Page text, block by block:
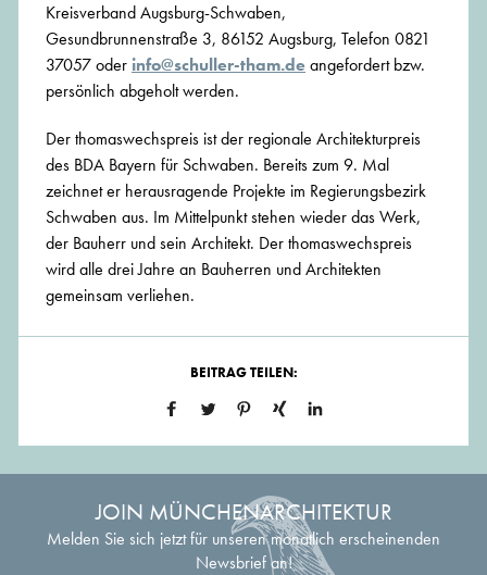
Kreisverband Augsburg-Schwaben,
Gesundbrunnenstraße 3, 86152 Augsburg, Telefon 0821
37057 oder info@schuller-tham.deangefordert bzw.
persönlich abgeholt werden.
Der thomaswechspreis ist der regionale Architekturpreis
des BDA Bayern für Schwaben. Bereits zum 9. Mal
zeichnet er herausragende Projekte im Regierungsbezirk
Schwaben aus. Im Mittelpunkt stehen wieder das Werk,
der Bauherr und sein Architekt. Der thomaswechspreis
wird alle drei Jahre an Bauherren und Architekten
gemeinsam verliehen.
BEITRAG TEILEN:
JOIN MÜNCHENARCHITEKTUR
Melden Sie sich jetzt für unseren monatlich erscheinenden
Newsbrief an!